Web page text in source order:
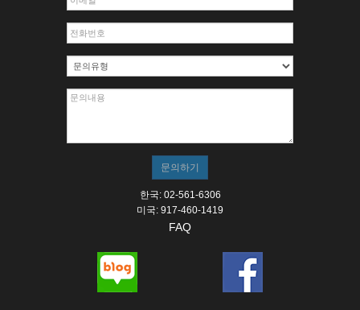
한국: 02-561-6306
미국: 917-460-1419
FAQ